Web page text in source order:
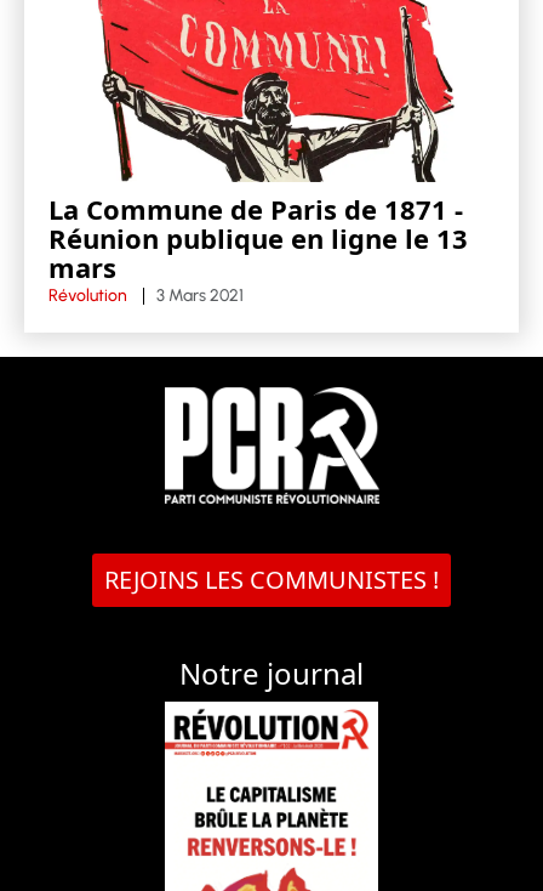
La Commune de Paris de 1871 -
Réunion publique en ligne le 13
mars
Révolution 3 Mars 2021
REJOINS LES COMMUNISTES !
Notre journal